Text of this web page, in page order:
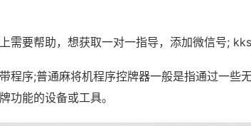
需要帮助，想获取一对一指导，添加微信号;
程序;普通麻将机程序控牌器一般是指通过一些
功能的设备或工具。